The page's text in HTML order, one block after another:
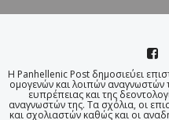
Η Panhellenic Post δημοσιεύει
ομογενών και λοιπών
ευπρέπειας και της
αναγνωστών της. Τα σχόλια, οι
και σχολιαστών καθώς και οι